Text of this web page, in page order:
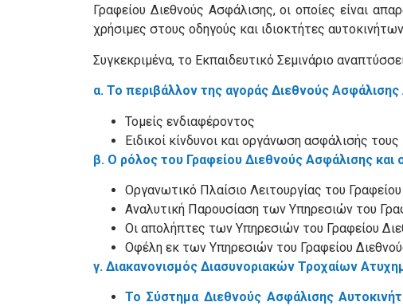
Γραφείου Διεθνούς Ασφάλισης, οι οποίες είναι
χρήσιμες στους οδηγούς και ιδιοκτήτες
Συγκεκριμένα, το Εκπαιδευτικό Σεμινάριο
α. Το περιβάλλον της αγοράς Διεθνούς Ασφάλισης
Τομείς ενδιαφέροντος
Ειδικοί κίνδυνοι και οργάνωση ασφάλισής τους
β. Ο ρόλος του Γραφείου Διεθνούς Ασφάλισης και
Οργανωτικό Πλαίσιο Λειτουργίας του
Αναλυτική Παρουσίαση των Υπηρεσιών του
Οι απολήπτες των Υπηρεσιών του Γραφείου
Οφέλη εκ των Υπηρεσιών του Γραφείου
γ. Διακανονισμός Διασυνοριακών Τροχαίων
Το Σύστημα Διεθνούς Ασφάλισης